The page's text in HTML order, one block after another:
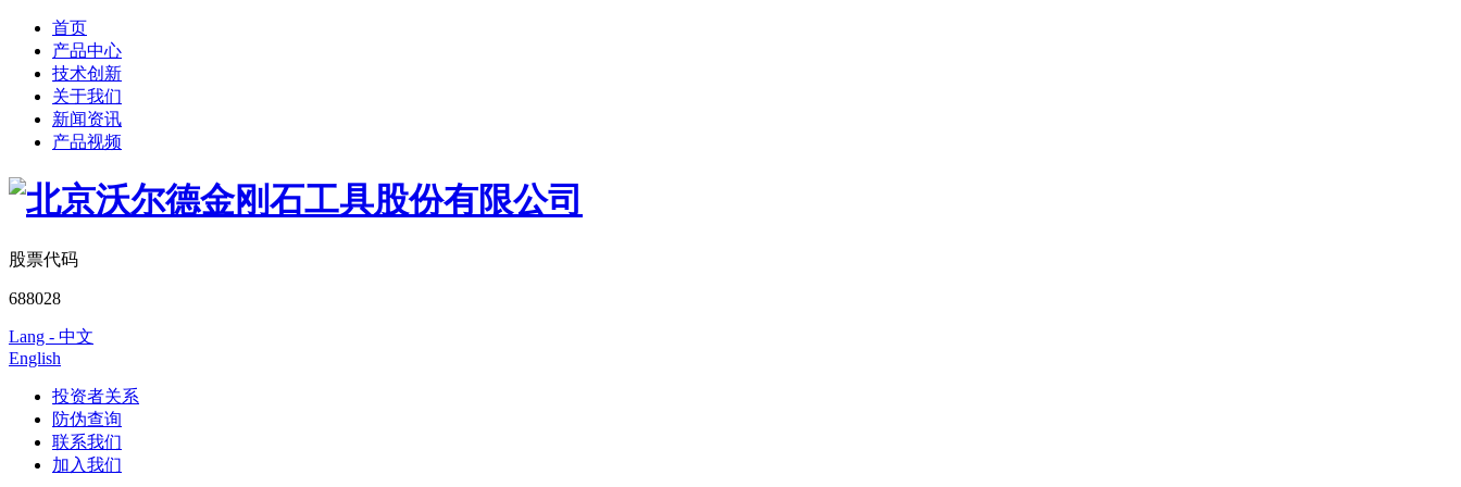
首页
产品中心
技术创新
关于我们
新闻资讯
产品视频
股票代码
688028
Lang - 中文
English
投资者关系
防伪查询
联系我们
加入我们